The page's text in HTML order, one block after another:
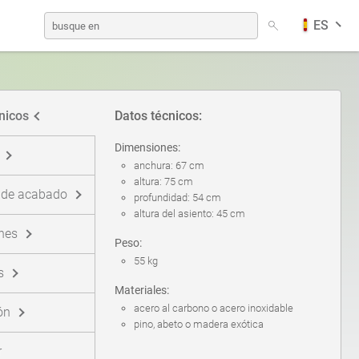
Estaciones de carga solar
Merenderos
Paneles informativos
Postes de señales de tráfico
ES
finés
noruego bokmal
acabado
Datos técnicos:
Dimensiones:
anchura: 67 cm
altura: 75 cm
profundidad: 54 cm
altura del asiento: 45 cm
Peso:
55 kg
Materiales:
acero al carbono o acero inoxidable
pino, abeto o madera exótica